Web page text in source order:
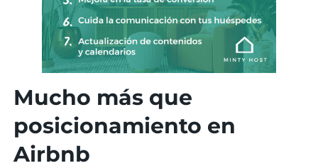
Mucho más que
posicionamiento en
Airbnb